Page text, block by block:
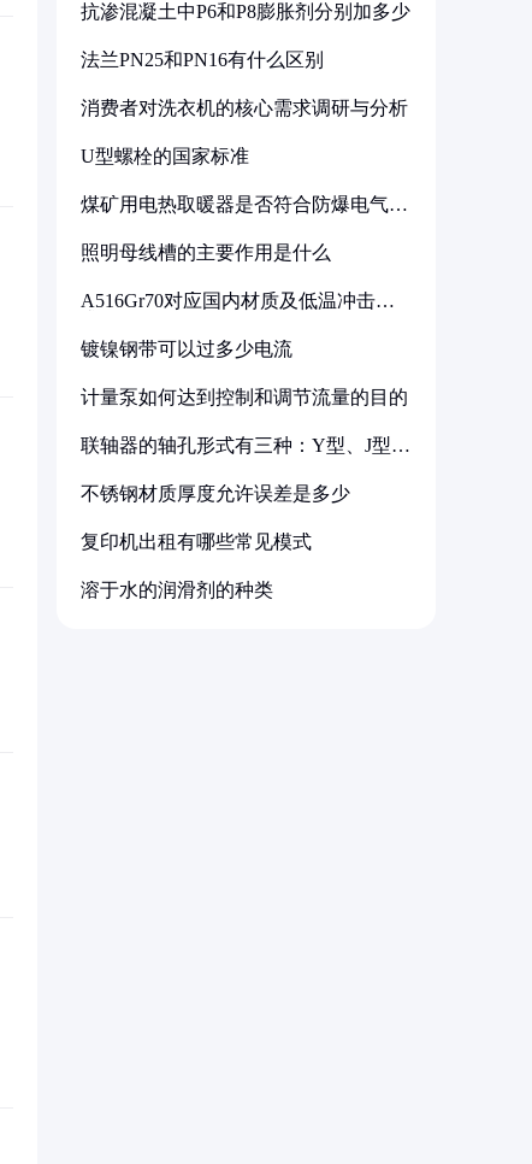
抗渗混凝土中P6和P8膨胀剂分别加多少
法兰PN25和PN16有什么区别
消费者对洗衣机的核心需求调研与分析
U型螺栓的国家标准
煤矿用电热取暖器是否符合防爆电气设
照明母线槽的主要作用是什么
A516Gr70对应国内材质及低温冲击要
镀镍钢带可以过多少电流
计量泵如何达到控制和调节流量的目的
联轴器的轴孔形式有三种：Y型、J型、
不锈钢材质厚度允许误差是多少
复印机出租有哪些常见模式
溶于水的润滑剂的种类